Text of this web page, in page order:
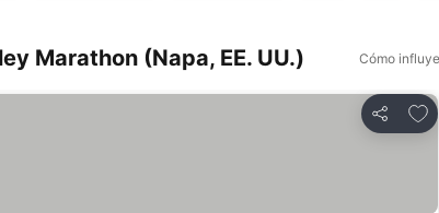
Marathon (Napa, EE. UU.) Cómo
Compartir